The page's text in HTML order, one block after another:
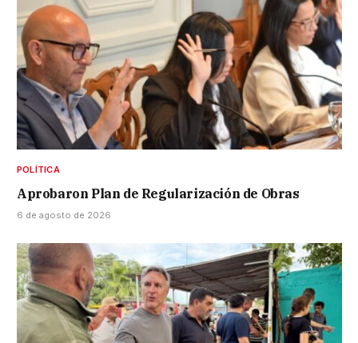
POLÍTICA
Aprobaron Plan de Regularización de Obras
6 de agosto de 2026